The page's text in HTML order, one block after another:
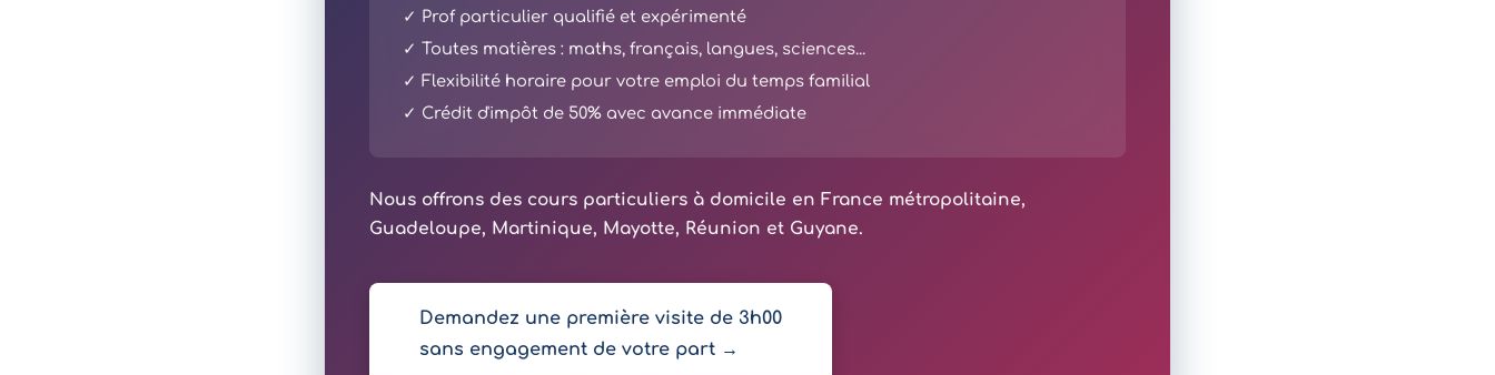
✓ Prof particulier qualifié et expérimenté
✓ Toutes matières : maths, français, langues, sciences...
✓ Flexibilité horaire pour votre emploi du temps familial
✓ Crédit d'impôt de 50% avec avance immédiate
Nous offrons des cours particuliers à domicile en France métropolitaine,
Guadeloupe, Martinique, Mayotte, Réunion et Guyane.
Demandez une première visite de 3h00
sans engagement de votre part →